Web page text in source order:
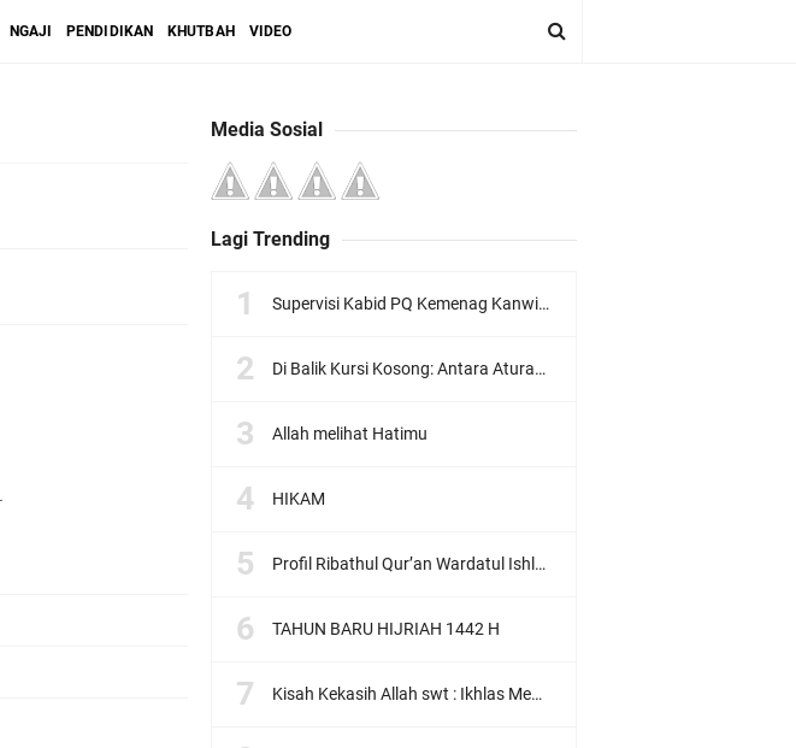
NGAJI PENDIDIKAN KHUTBAH VIDEO
Media Sosial
Lagi Trending
Supervisi Kabid PQ Kemenag Kanwil Jawa Timur Ke LPQ Wardatul Ishlah
Di Balik Kursi Kosong: Antara Aturan Sekolah dan Hati Seorang Murid
Allah melihat Hatimu
HIKAM
Profil Ribathul Qur’an Wardatul Ishlah : Menumbuhkan Generasi Qur’ani yang Berkarakter dan Berdaya Guna
TAHUN BARU HIJRIAH 1442 H
Kisah Kekasih Allah swt : Ikhlas Menurut Sahl Bin Abdullah At-Tustari